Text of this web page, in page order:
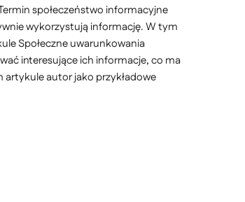
społeczeństwo informacyjne
wykorzystują informację. W tym
Społeczne uwarunkowania
interesujące ich informacje, co ma
artykule autor jako przykładowe